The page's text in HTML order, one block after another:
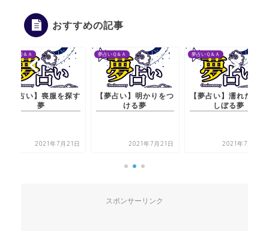
おすすめの記事
い】喪服を探す
2021年7月21日
夢占いＱ＆Ａ
【夢占い】明かりをつ
ける夢
2021年7月21日
夢占いＱ＆Ａ
【夢占い】濡れた服を
しぼる夢
2021年7月21日
スポンサーリンク